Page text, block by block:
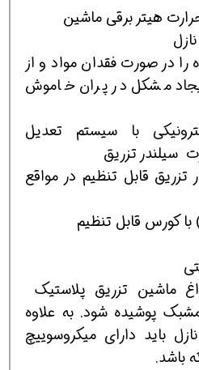
را در صورت فقدان مواد و از
مشکل در پران خاموش
با سیستم تعدیل
سیلندر تزریق
تزریق قابل تنظیم در مواقع
ماشین تزریق پلاستیک
پوشیده شود. به علاوه
باید دارای میکروسوییچ
باشد.